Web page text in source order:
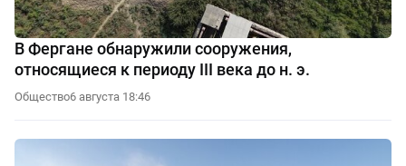
В Фергане обнаружили сооружения,
относящиеся к периоду III века до н. э.
Общество6 августа 18:46